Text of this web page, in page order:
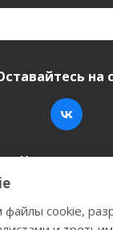
на
Наши
05-15
cookie,